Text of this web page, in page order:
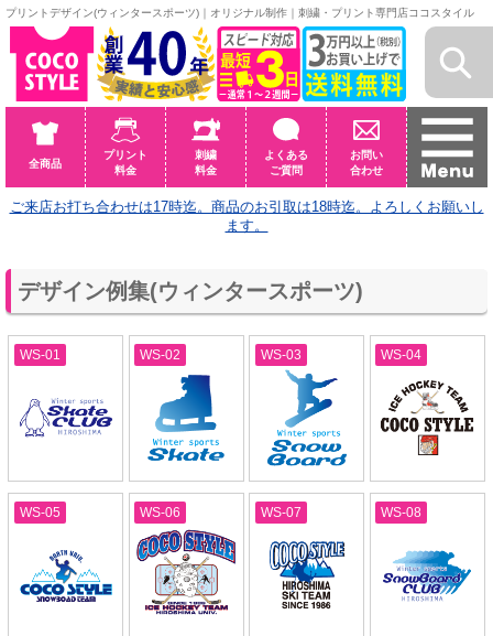
プリントデザイン(ウィンタースポーツ)｜オリジナル制作｜刺繍・プリント専門店ココスタイル
全商品
プリント
料金
刺繍
料金
よくある
ご質問
お問い
合わせ
ご来店お打ち合わせは17時迄。商品のお引取は18時迄。よろしくお願いし
ます。
デザイン例集(ウィンタースポーツ)
WS-01 WS-02 WS-03 WS-04
WS-05 WS-06 WS-07 WS-08